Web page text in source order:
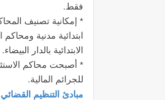
فقط.
* إمكانية تصنيف
ابتدائية مدنية
الابتدائية بالدار البيضاء.
* أصبحت محاكم
للجرائم المالية.
مبادئ التنظيم